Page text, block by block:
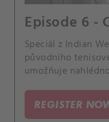
Episode 6 -
Speciál z Indian
původního
umožňuje
hokejové
REGISTER